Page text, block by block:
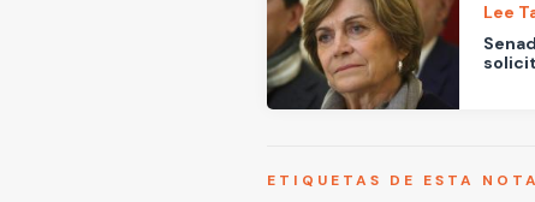
Lee
ETIQUETAS DE ESTA NOTA